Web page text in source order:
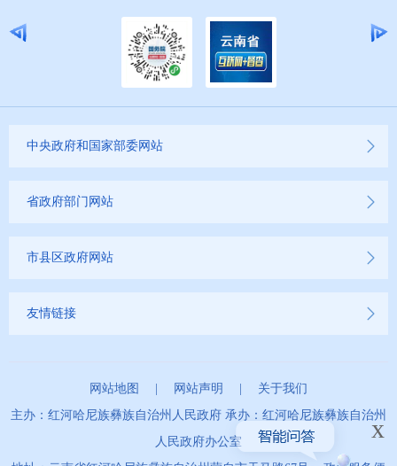
中央政府和国家部委网站
省政府部门网站
市县区政府网站
友情链接
网站地图 | 网站声明 | 关于我们
主办：红河哈尼族彝族自治州人民政府 承办：红河哈尼族彝族自治州
人民政府办公室
x